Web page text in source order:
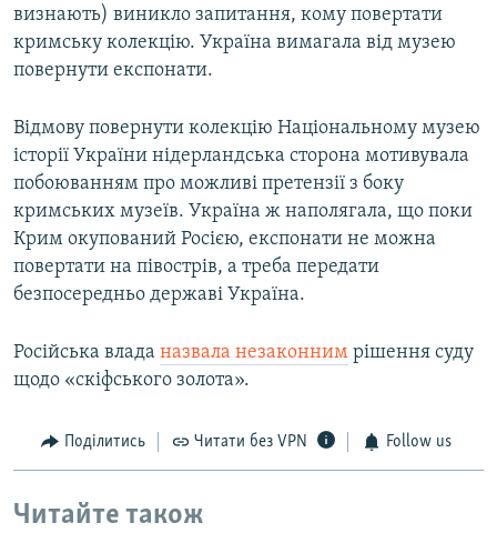
визнають) виникло запитання, кому повертати
кримську колекцію. Україна вимагала від музею
повернути експонати.
Відмову повернути колекцію Національному музею
історії України нідерландська сторона мотивувала
побоюванням про можливі претензії з боку
кримських музеїв. Україна ж наполягала, що поки
Крим окупований Росією, експонати не можна
повертати на півострів, а треба передати
безпосередньо державі Україна.
Російська влада назвала незаконним рішення суду
щодо «скіфського золота».
Поділитись Читати без VPN Follow us
Читайте також